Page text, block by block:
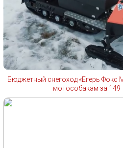
Бюджетный снегоход «Егерь Фокс
мотособакам за 149